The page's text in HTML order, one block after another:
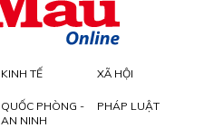
KINH TẾ XÃ HỘI
QUỐC PHÒNG -
AN NINH
PHÁP LUẬT